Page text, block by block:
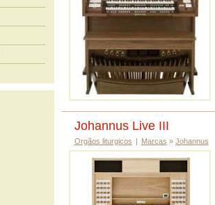
Johannus Live III
Orgãos liturgicos | Marcas » Johannus